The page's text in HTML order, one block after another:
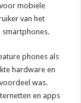
mobiele
van het
smartphones.
phones als
hardware en
was.
en apps